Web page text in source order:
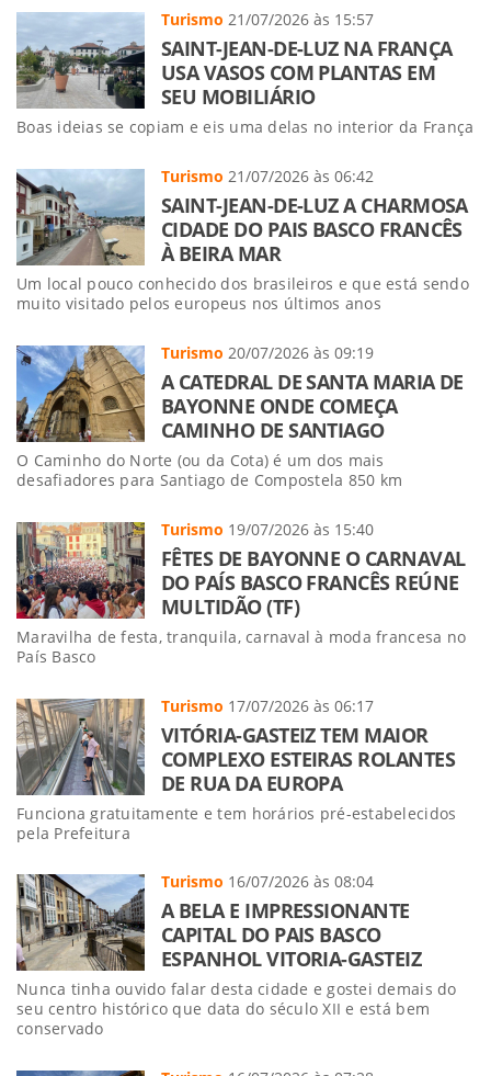
Turismo 21/07/2026 às 15:57
SAINT-JEAN-DE-LUZ NA FRANÇA
USA VASOS COM PLANTAS EM
SEU MOBILIÁRIO
Boas ideias se copiam e eis uma delas no interior da França
Turismo 21/07/2026 às 06:42
SAINT-JEAN-DE-LUZ A CHARMOSA
CIDADE DO PAIS BASCO FRANCÊS
À BEIRA MAR
Um local pouco conhecido dos brasileiros e que está sendo
muito visitado pelos europeus nos últimos anos
Turismo 20/07/2026 às 09:19
A CATEDRAL DE SANTA MARIA DE
BAYONNE ONDE COMEÇA
CAMINHO DE SANTIAGO
O Caminho do Norte (ou da Cota) é um dos mais
desafiadores para Santiago de Compostela 850 km
Turismo 19/07/2026 às 15:40
FÊTES DE BAYONNE O CARNAVAL
DO PAÍS BASCO FRANCÊS REÚNE
MULTIDÃO (TF)
Maravilha de festa, tranquila, carnaval à moda francesa no
País Basco
Turismo 17/07/2026 às 06:17
VITÓRIA-GASTEIZ TEM MAIOR
COMPLEXO ESTEIRAS ROLANTES
DE RUA DA EUROPA
Funciona gratuitamente e tem horários pré-estabelecidos
pela Prefeitura
Turismo 16/07/2026 às 08:04
A BELA E IMPRESSIONANTE
CAPITAL DO PAIS BASCO
ESPANHOL VITORIA-GASTEIZ
Nunca tinha ouvido falar desta cidade e gostei demais do
seu centro histórico que data do século XII e está bem
conservado